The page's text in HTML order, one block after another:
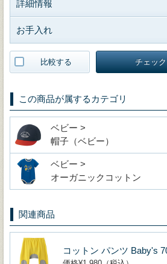
詳細情報
お手入れ
比較する チェッ
この商品が属するカテゴリ
ベビー >
帽子（ベビー）
ベビー >
オーガニックコットン
関連商品
コットン パンツ Baby's